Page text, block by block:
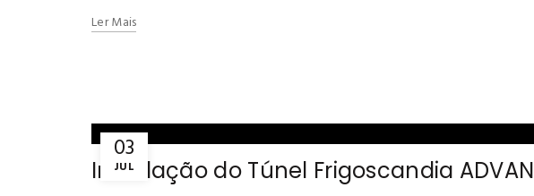
Ler Mais
03
JUL
Instalação do Túnel Frigoscandia